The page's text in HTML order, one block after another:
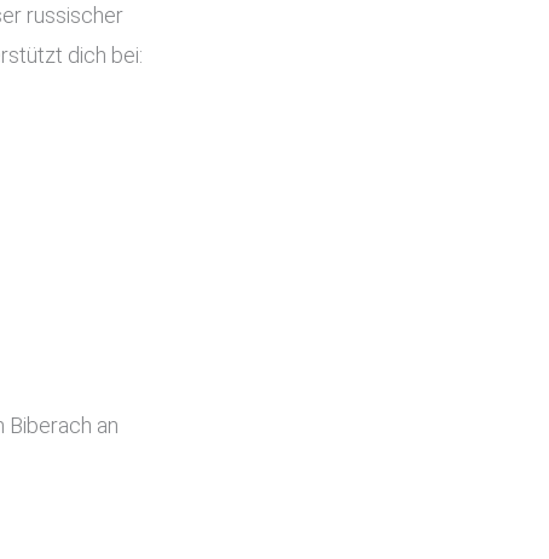
russischer
dich bei:
an